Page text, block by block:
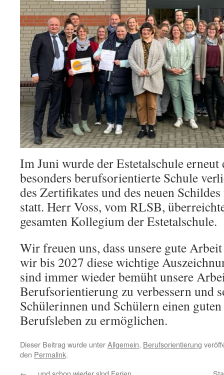
Im Juni wurde der Estetalschule
besonders berufsorientierte Schule
des Zertifikates und des neuen
statt. Herr Voss, vom RLSB,
gesamten Kollegium der Estetalschule.
Wir freuen uns, dass unsere gute
wir bis 2027 diese wichtige
sind immer wieder bemüht unsere
Berufsorientierung zu verbessern und
Schülerinnen und Schülern einen
Berufsleben zu ermöglichen.
Dieser Beitrag wurde unterAllgemein, Berufsorientierung
den Permalink.